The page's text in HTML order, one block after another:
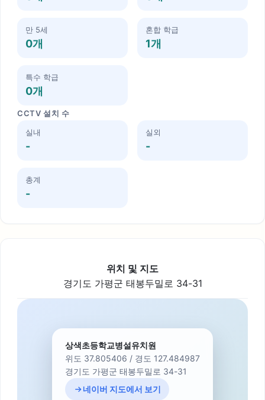
만 5세
0개
혼합 학급
1개
특수 학급
0개
CCTV 설치 수
실내
-
실외
-
총계
-
위치 및 지도
경기도 가평군 태봉두밀로 34-31
상색초등학교병설유치원
위도 37.805406 / 경도 127.484987
경기도 가평군 태봉두밀로 34-31
네이버 지도에서 보기